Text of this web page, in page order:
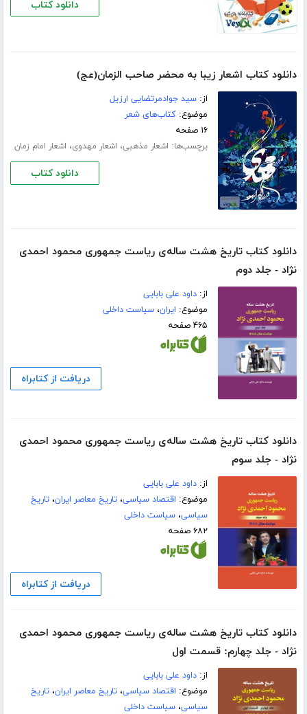
دانلود کتاب
دانلود کتاب اشعار زیبا به محضر صاحب الزمان(عج)
از:سید جوادمرتضایی ارزیل
موضوع:کتاب‌های شعر
۱۶ صفحه
برچسب‌ها: اشعار مذهبی، اشعار مهدوی، اشعار امام زمان
دانلود کتاب
دانلود کتاب تاریخ هشت ساله‌ی ریاست جمهوری محمود احمدی
نژاد - جلد دوم
از:داود علی بابایی
موضوع: ایران،سیاست داخلی
۴۶۵ صفحه
دریافت از کتابراه
دانلود کتاب تاریخ هشت ساله‌ی ریاست جمهوری محمود احمدی
نژاد - جلد سوم
از:داود علی بابایی
موضوع: اقتصاد سیاسی،تاریخ معاصر ایران،تاریخ
سیاسی،سیاست داخلی
۶۸۲ صفحه
دریافت از کتابراه
دانلود کتاب تاریخ هشت ساله‌ی ریاست جمهوری محمود احمدی
نژاد - جلد چهارم: قسمت اول
از:داود علی بابایی
موضوع: اقتصاد سیاسی،تاریخ معاصر ایران،تاریخ
سیاسی،سیاست داخلی